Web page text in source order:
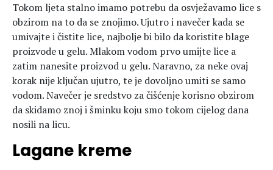
Tokom ljeta stalno imamo potrebu da osvježavamo lice s
obzirom na to da se znojimo. Ujutro i navečer kada se
umivajte i čistite lice, najbolje bi bilo da koristite blage
proizvode u gelu. Mlakom vodom prvo umijte lice a
zatim nanesite proizvod u gelu. Naravno, za neke ovaj
korak nije ključan ujutro, te je dovoljno umiti se samo
vodom. Navečer je sredstvo za čišćenje korisno obzirom
da skidamo znoj i šminku koju smo tokom cijelog dana
nosili na licu.
Lagane kreme